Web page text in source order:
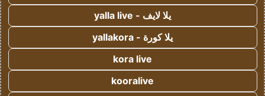
يلا لايف - yalla live
يلا كورة - yallakora
kora live
kooralive